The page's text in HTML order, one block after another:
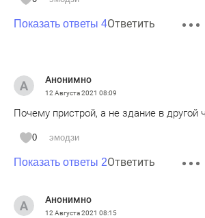
Показать ответы 4Ответить
Анонимно
12 Августа 2021 08:09
Почему пристрой, а не здание в другой
0 эмодзи
Показать ответы 2Ответить
Анонимно
12 Августа 2021 08:15